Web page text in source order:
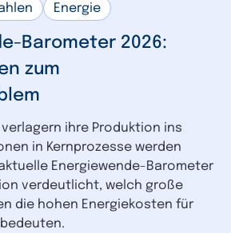
Energie
Barometer 2026:
zum
ihre Produktion ins
in Kernprozesse werden
Energiewende-Barometer
verdeutlicht, welch große
die hohen Energiekosten für